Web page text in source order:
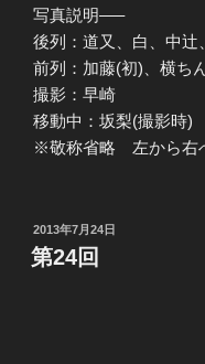
写真説明—–
後列：道又、白、中辻
前列：加藤(初)、横ち
撮影：早崎
移動中：坂梨(撮影時)
※敬称省略 左から右
投
稿
日:
2013年7月24日
第24回